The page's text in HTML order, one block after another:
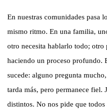
En nuestras comunidades pasa
mismo ritmo. En una familia,
otro necesita hablarlo todo; otro
haciendo un proceso profundo.
sucede: alguno pregunta
tarda más, pero permanece fiel.
distintos. No nos pide que